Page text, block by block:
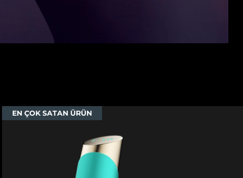
EN ÇOK SATAN ÜRÜN